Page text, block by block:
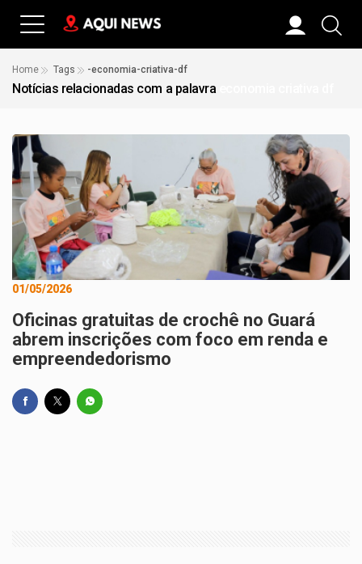
Home Tags -economia-criativa-df
Notícias relacionadas com a palavra
01/05/2026
Oficinas gratuitas de crochê no Guará
abrem inscrições com foco em renda e
empreendedorismo